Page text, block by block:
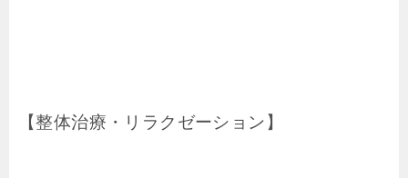
【整体治療・リラクゼーション】